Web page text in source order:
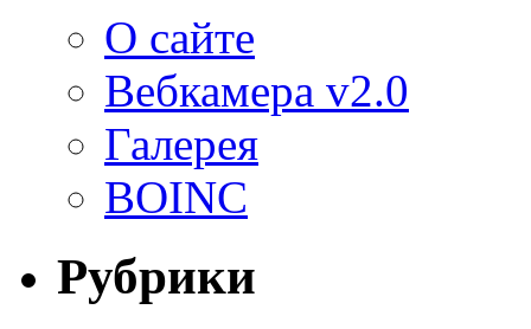
О сайте
Вебкамера v2.0
Галерея
BOINC
Рубрики